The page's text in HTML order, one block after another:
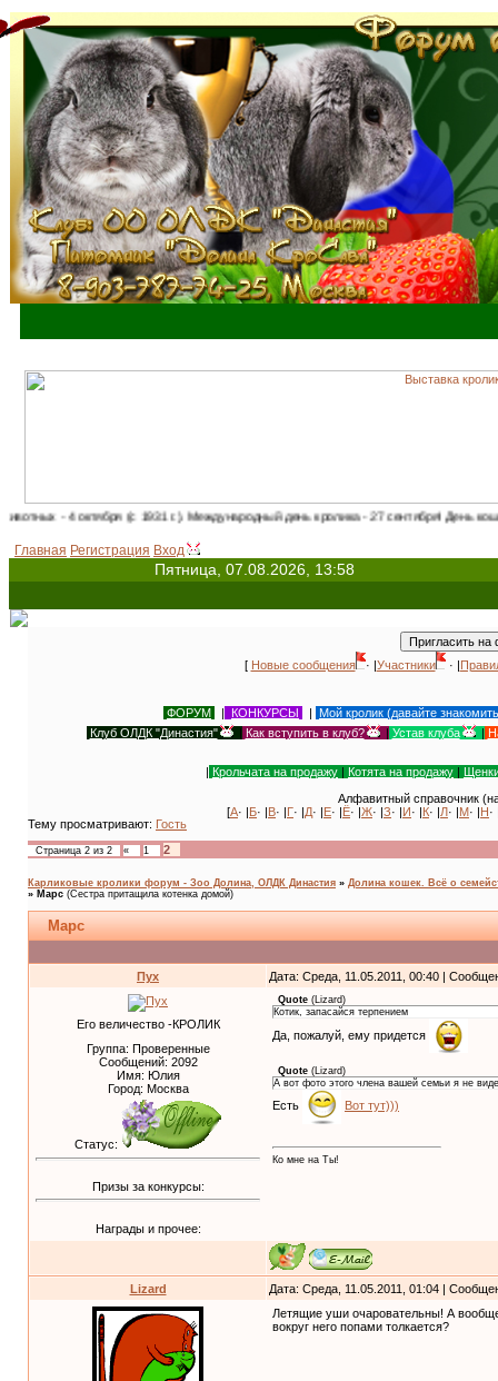
(с 1931 г.). Международный день кролика - 27 сентября! День кошек в России
Главная Регистрация Вход
Пятница, 07.08.2026, 13:58
[ Новые сообщения · |Участники · |
ФОРУМ | КОНКУРСЫ | Мой кролик (давайте
Клуб ОЛДК "Династия"
| Как вступить в клуб? | Устав клуба |
| Крольчата на продажу | Котята на продажу |
Алфавитный справочник
[А· |Б· |В· |Г· |Д· |Е· |Ё· |Ж· |З· |И· |К· |Л· |М· |Н·
Тему просматривают: Гость
Страница 2 из 2 « 1 2
Карликовые кролики форум - Зоо Долина, ОЛДК Династия » Долина кошек. Всё о
» Марс (Сестра притащила котенка домой)
Марс
Пух Дата: Среда, 11.05.2011, 00:40 |
Его величество -КРОЛИК
Группа: Проверенные
Сообщений: 2092
Имя: Юлия
Город: Москва
Статус:
Призы за конкурсы:
Награды и прочее:
Quote (Lizard)
Котик, запасайся терпением
Да, пожалуй, ему придется
Quote ( Lizard)
А вот фото этого члена вашей семьи я не
Есть Вот тут)))
Ко мне на Ты!
Lizard Дата: Среда, 11.05.2011, 01:04 |
Летящие уши очаровательны! А
вокруг него попами толкается?